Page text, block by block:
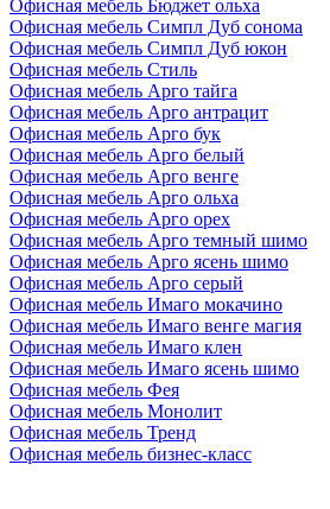
Офисная мебель Бюджет ольха
Офисная мебель Симпл Дуб сонома
Офисная мебель Симпл Дуб юкон
Офисная мебель Стиль
Офисная мебель Арго тайга
Офисная мебель Арго антрацит
Офисная мебель Арго бук
Офисная мебель Арго белый
Офисная мебель Арго венге
Офисная мебель Арго ольха
Офисная мебель Арго орех
Офисная мебель Арго темный шимо
Офисная мебель Арго ясень шимо
Офисная мебель Арго серый
Офисная мебель Имаго мокачино
Офисная мебель Имаго венге магия
Офисная мебель Имаго клен
Офисная мебель Имаго ясень шимо
Офисная мебель Фея
Офисная мебель Монолит
Офисная мебель Тренд
Офисная мебель бизнес-класс